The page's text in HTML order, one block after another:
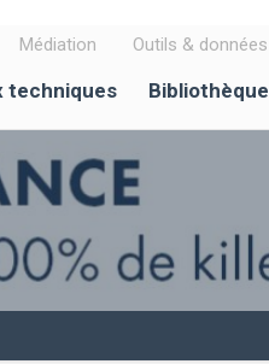
Médiation Outils & données
techniques Bibliothèque